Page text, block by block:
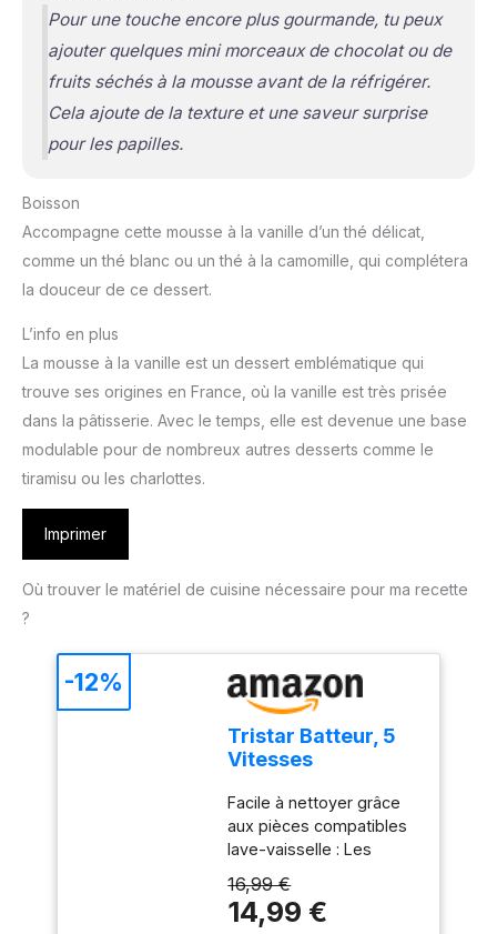
Pour une touche encore plus gourmande, tu peux
ajouter quelques mini morceaux de chocolat ou de
fruits séchés à la mousse avant de la réfrigérer.
Cela ajoute de la texture et une saveur surprise
pour les papilles.
Boisson
Accompagne cette mousse à la vanille d’un thé délicat,
comme un thé blanc ou un thé à la camomille, qui complétera
la douceur de ce dessert.
L’info en plus
La mousse à la vanille est un dessert emblématique qui
trouve ses origines en France, où la vanille est très prisée
dans la pâtisserie. Avec le temps, elle est devenue une base
modulable pour de nombreux autres desserts comme le
tiramisu ou les charlottes.
Imprimer
Où trouver le matériel de cuisine nécessaire pour ma recette
?
Tristar Batteur, 5
Vitesses
Design
Ergonomique,
Fouets et Crochets
Inox, Pièces
Compatibles Lave-
Vaisselle, Sans
Facile à nettoyer grâce
aux pièces compatibles
lave-vaisselle : Les
inoxydable, comme les
crochets et fouets, sont
16,99 €
14,99 €
-12%